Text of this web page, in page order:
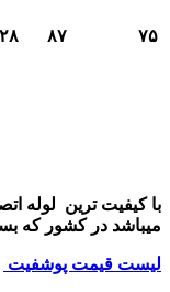
۷۵
با کیفیت ترین لوله
میباشد در کشور که
لیست قیمت پوشفیت